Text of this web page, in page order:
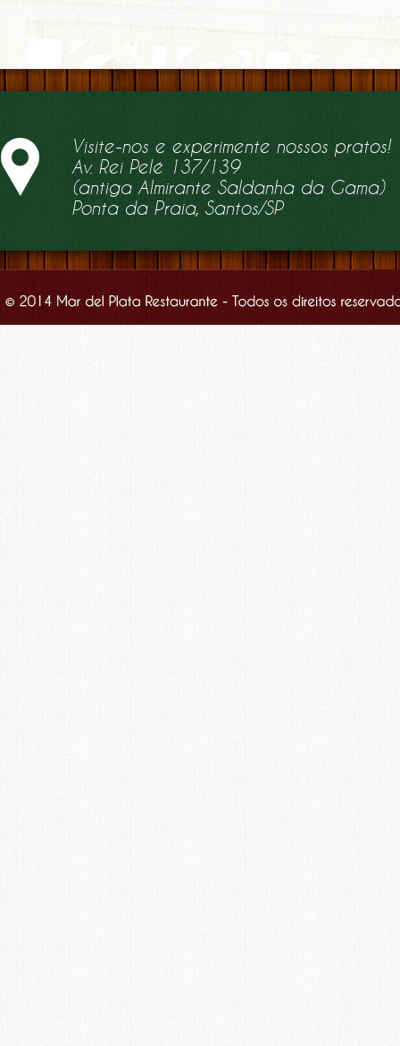
Visite-nos e experimente nossos pratos!
Av. Rei Pelé 137/139
(antiga Almirante Saldanha da Gama)
Ponta da Praia, Santos/SP